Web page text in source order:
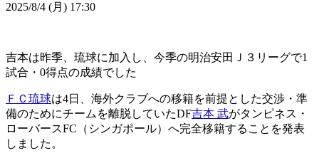
2025/8/4 (月) 17:30
吉本は昨季、琉球に加入し、今季の明治安田Ｊ３リーグで1
試合・0得点の成績でした
ＦＣ琉球は4日、海外クラブへの移籍を前提とした交渉・準
備のためにチームを離脱していたDF吉本 武がタンピネス・
ローバースFC（シンガポール）へ完全移籍することを発表
しました。